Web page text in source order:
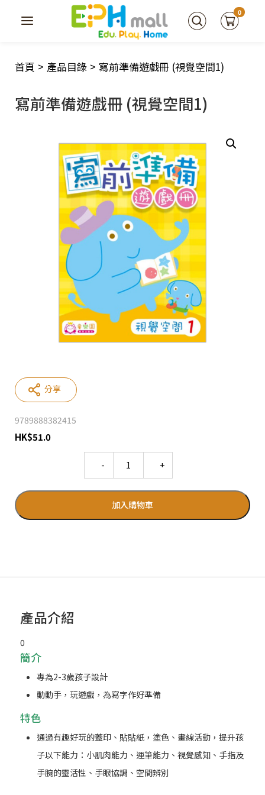
0
首頁 > 產品目錄 > 寫前準備遊戲冊 (視覺空間1)
寫前準備遊戲冊 (視覺空間1)
9789888382415
HK$51.0
加入購物車
分享
產品介紹
0
簡介
專為2-3歲孩子設計
動動手，玩遊戲，為寫字作好準備
特色
通過有趣好玩的蓋印、貼貼紙，塗色、畫線活動，提升孩
子以下能力：小肌肉能力、運筆能力、視覺感知、手指及
手腕的靈活性、手眼協調、空間辨別